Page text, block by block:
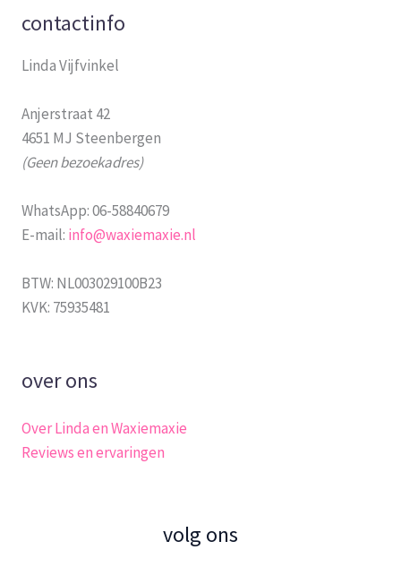
contactinfo
Linda Vijfvinkel
Anjerstraat 42
4651 MJ Steenbergen
(Geen bezoekadres)
WhatsApp: 06-58840679
E-mail: info@waxiemaxie.nl
BTW: NL003029100B23
KVK: 75935481
over ons
Over Linda en Waxiemaxie
Reviews en ervaringen
volg ons